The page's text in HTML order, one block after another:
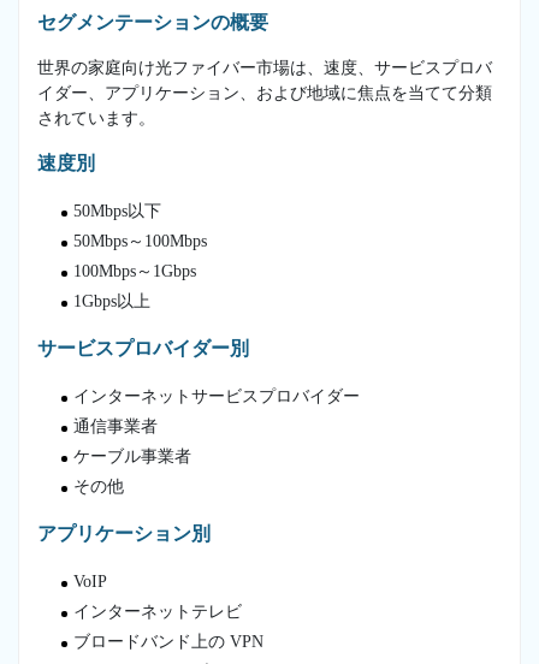
セグメンテーションの概要
世界の家庭向け光ファイバー市場は、速度、サービスプロバ
イダー、アプリケーション、および地域に焦点を当てて分類
されています。
速度別
50Mbps以下
50Mbps～100Mbps
100Mbps～1Gbps
1Gbps以上
サービスプロバイダー別
インターネットサービスプロバイダー
通信事業者
ケーブル事業者
その他
アプリケーション別
VoIP
インターネットテレビ
ブロードバンド上の VPN